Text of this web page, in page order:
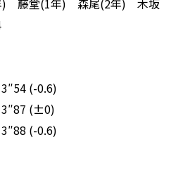
) 藤堂(1年) 森尾(2年) 木坂
(-0.6)
(±0)
(-0.6)